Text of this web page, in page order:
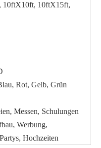
10ftX15ft,
Rot, Gelb, Grün
Messen, Schulungen
Werbung,
Hochzeiten